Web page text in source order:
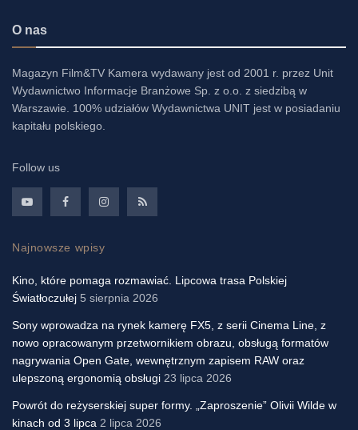
O nas
Magazyn Film&TV Kamera wydawany jest od 2001 r. przez Unit
Wydawnictwo Informacje Branżowe Sp. z o.o. z siedzibą w
Warszawie. 100% udziałów Wydawnictwa UNIT jest w posiadaniu
kapitału polskiego.
Follow us
Najnowsze wpisy
Kino, które pomaga rozmawiać. Lipcowa trasa Polskiej
Światłoczułej 5 sierpnia 2026
Sony wprowadza na rynek kamerę FX5, z serii Cinema Line, z
nowo opracowanym przetwornikiem obrazu, obsługą formatów
nagrywania Open Gate, wewnętrznym zapisem RAW oraz
ulepszoną ergonomią obsługi 23 lipca 2026
Powrót do reżyserskiej super formy. „Zaproszenie” Olivii Wilde w
kinach od 3 lipca 2 lipca 2026